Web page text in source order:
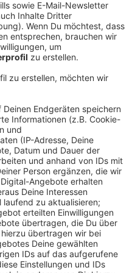
14:45
Zweck
das Gymanisum
an der Schule. Die
eine ganz besondere
eine Tombola in
viele Preise bei
sind die Schülerinnen
hier bei uns nach